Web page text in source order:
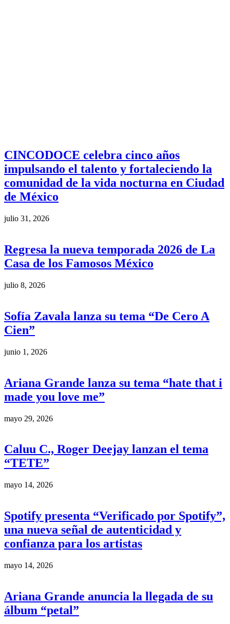
CINCODOCE celebra cinco años
impulsando el talento y fortaleciendo la
comunidad de la vida nocturna en Ciudad
de México
julio 31, 2026
Regresa la nueva temporada 2026 de La
Casa de los Famosos México
julio 8, 2026
Sofía Zavala lanza su tema “De Cero A
Cien”
junio 1, 2026
Ariana Grande lanza su tema “hate that i
made you love me”
mayo 29, 2026
Caluu C., Roger Deejay lanzan el tema
“TETE”
mayo 14, 2026
Spotify presenta “Verificado por Spotify”,
una nueva señal de autenticidad y
confianza para los artistas
mayo 14, 2026
Ariana Grande anuncia la llegada de su
álbum “petal”